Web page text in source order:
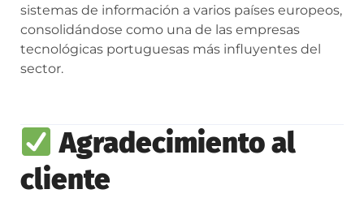
sistemas de información a varios países europeos,
consolidándose como una de las empresas
tecnológicas portuguesas más influyentes del
sector.
Agradecimiento al
cliente